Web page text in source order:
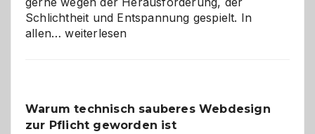
Schlichtheit und Entspannung gespielt. In
allen…Sudoku
den
Logikrätseln
weiterlesen
Warum technisch sauberes Webdesign
zur Pflicht geworden ist